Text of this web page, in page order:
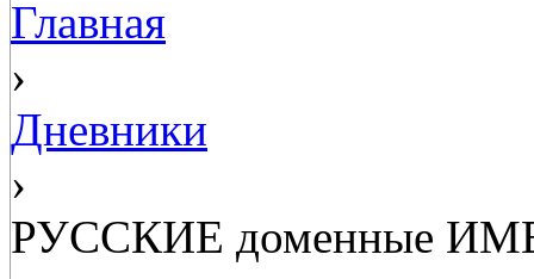
Главная
›
Дневники
›
РУССКИЕ доменные